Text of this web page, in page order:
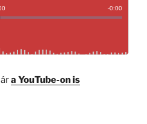
a YouTube-on is